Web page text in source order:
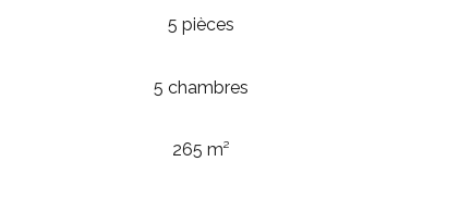
5 pièces
5 chambres
265 m²